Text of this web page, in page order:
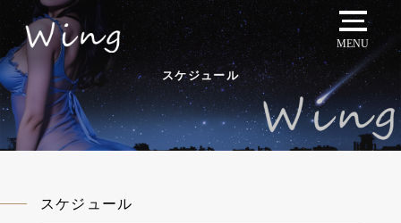
MENU
スケジュール
スケジュール